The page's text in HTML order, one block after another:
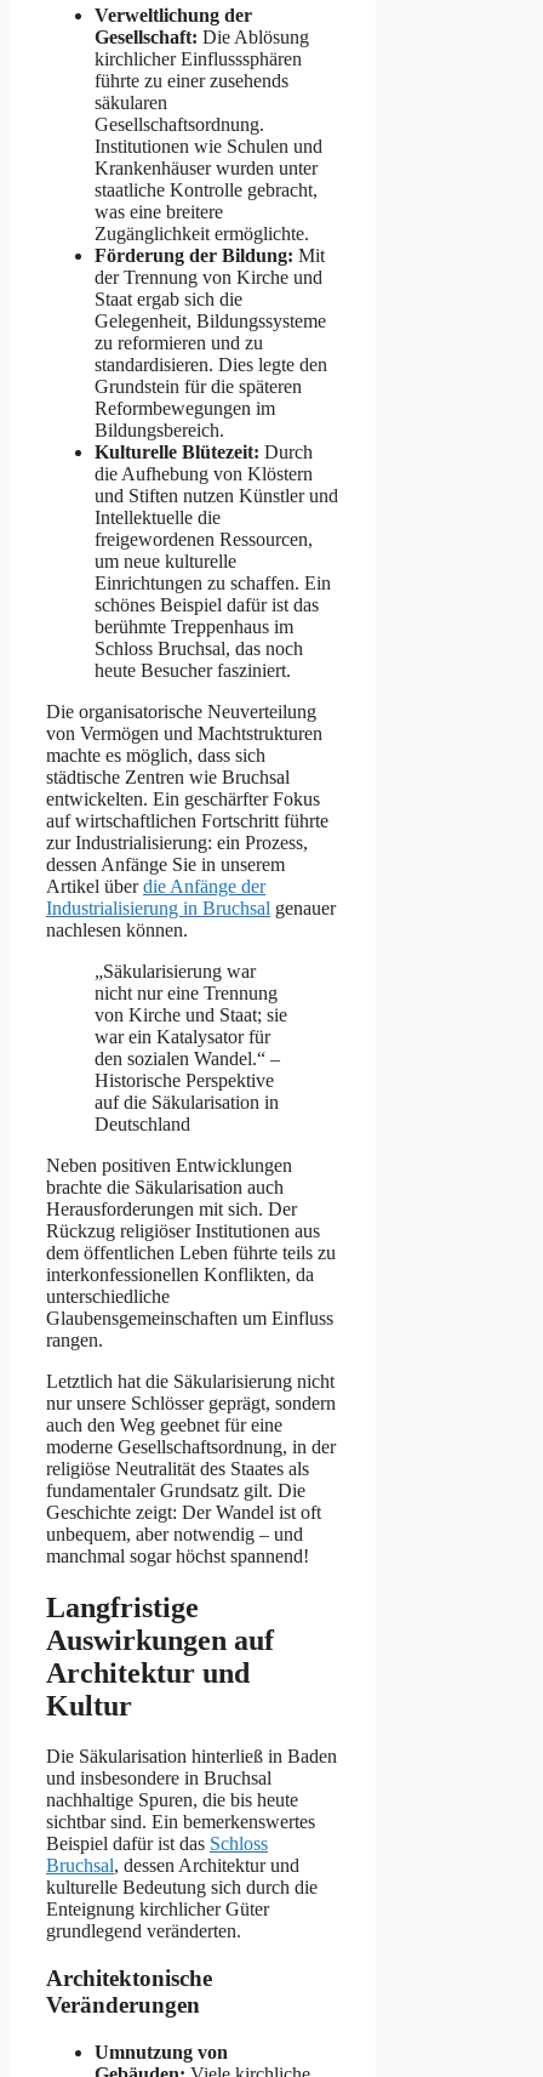
Verweltlichung der
Gesellschaft: Die Ablösung
kirchlicher Einflusssphären
führte zu einer zusehends
säkularen
Gesellschaftsordnung.
Institutionen wie Schulen und
Krankenhäuser wurden unter
staatliche Kontrolle gebracht,
was eine breitere
Zugänglichkeit ermöglichte.
Förderung der Bildung: Mit
der Trennung von Kirche und
Staat ergab sich die
Gelegenheit, Bildungssysteme
zu reformieren und zu
standardisieren. Dies legte den
Grundstein für die späteren
Reformbewegungen im
Bildungsbereich.
Kulturelle Blütezeit: Durch
die Aufhebung von Klöstern
und Stiften nutzen Künstler und
Intellektuelle die
freigewordenen Ressourcen,
um neue kulturelle
Einrichtungen zu schaffen. Ein
schönes Beispiel dafür ist das
berühmte Treppenhaus im
Schloss Bruchsal, das noch
heute Besucher fasziniert.
Die organisatorische Neuverteilung
von Vermögen und Machtstrukturen
machte es möglich, dass sich
städtische Zentren wie Bruchsal
entwickelten. Ein geschärfter Fokus
auf wirtschaftlichen Fortschritt führte
zur Industrialisierung: ein Prozess,
dessen Anfänge Sie in unserem
Artikel überdie Anfänge der
Industrialisierung in Bruchsal genauer
nachlesen können.
„Säkularisierung war
nicht nur eine Trennung
von Kirche und Staat; sie
war ein Katalysator für
den sozialen Wandel.“ –
Historische Perspektive
auf die Säkularisation in
Deutschland
Neben positiven Entwicklungen
brachte die Säkularisation auch
Herausforderungen mit sich. Der
Rückzug religiöser Institutionen aus
dem öffentlichen Leben führte teils zu
interkonfessionellen Konflikten, da
unterschiedliche
Glaubensgemeinschaften um Einfluss
rangen.
Letztlich hat die Säkularisierung nicht
nur unsere Schlösser geprägt, sondern
auch den Weg geebnet für eine
moderne Gesellschaftsordnung, in der
religiöse Neutralität des Staates als
fundamentaler Grundsatz gilt. Die
Geschichte zeigt: Der Wandel ist oft
unbequem, aber notwendig – und
manchmal sogar höchst spannend!
Langfristige
Auswirkungen auf
Architektur und
Kultur
Die Säkularisation hinterließ in Baden
und insbesondere in Bruchsal
nachhaltige Spuren, die bis heute
sichtbar sind. Ein bemerkenswertes
Beispiel dafür ist das Schloss
Bruchsal, dessen Architektur und
kulturelle Bedeutung sich durch die
Enteignung kirchlicher Güter
grundlegend veränderten.
Architektonische
Veränderungen
Umnutzung von